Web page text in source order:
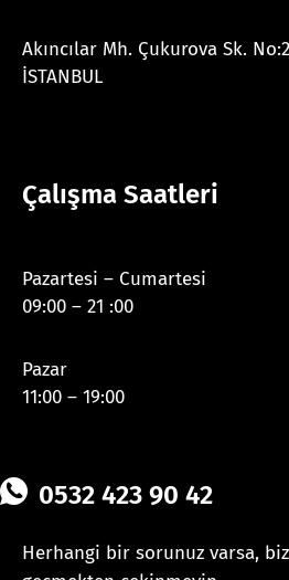
Akıncılar Mh. Çukurova Sk.
İSTANBUL
Çalışma Saatleri
Pazartesi – Cumartesi
09:00 – 21 :00
Pazar
11:00 – 19:00
0532 423 90 42
Herhangi bir sorunuz varsa,